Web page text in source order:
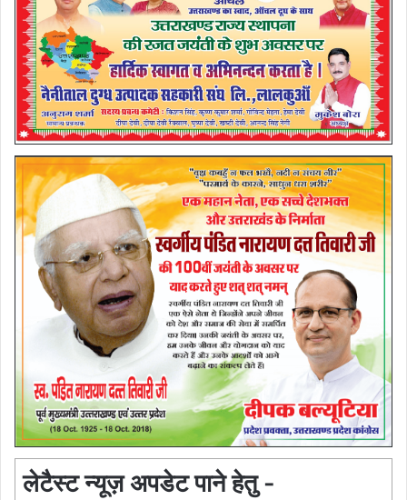
लेटैस्ट न्यूज़ अपडेट पाने हेतु -